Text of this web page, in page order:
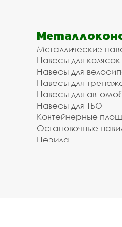
Металлические
Навесы для колясок
Навесы для
Навесы для
Навесы для
Навесы для ТБО
Контейнерные
Остановочные
Перила